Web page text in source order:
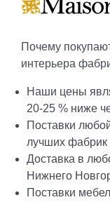
Почему
интерьера
Наши цены
20-25 % ниже
Поставки
лучших фабрик
Доставка в
Нижнего
Поставки